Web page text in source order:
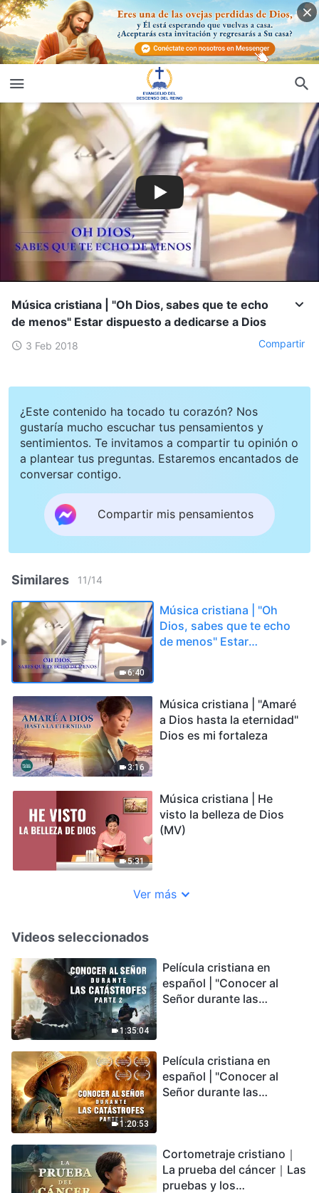
Música cristiana | "Oh Dios, sabes que te echo
de menos" Estar dispuesto a dedicarse a Dios
3 Feb 2018 Compartir
¿Este contenido ha tocado tu corazón? Nos
gustaría mucho escuchar tus pensamientos y
sentimientos. Te invitamos a compartir tu opinión o
a plantear tus preguntas. Estaremos encantados de
conversar contigo.
Compartir mis pensamientos
Similares 11/14
6:40
Música cristiana | "Oh
Dios, sabes que te echo
de menos" Estar
3:16
Música cristiana | "Amaré
a Dios hasta la eternidad"
Dios es mi fortaleza
5:31
Música cristiana | He
visto la belleza de Dios
(MV)
Ver más
Videos seleccionados
1:35:04
Película cristiana en
español | "Conocer al
Señor durante las
podemos sobrevivir?
1:20:53
Película cristiana en
español | "Conocer al
Señor durante las
encontrarás refugio?
Cortometraje cristiano｜
La prueba del cáncer｜Las
pruebas y los